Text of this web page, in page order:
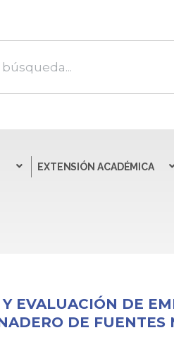
EXTENSIÓN ACADÉMICA
EVALUACIÓN DE
DE FUENTES